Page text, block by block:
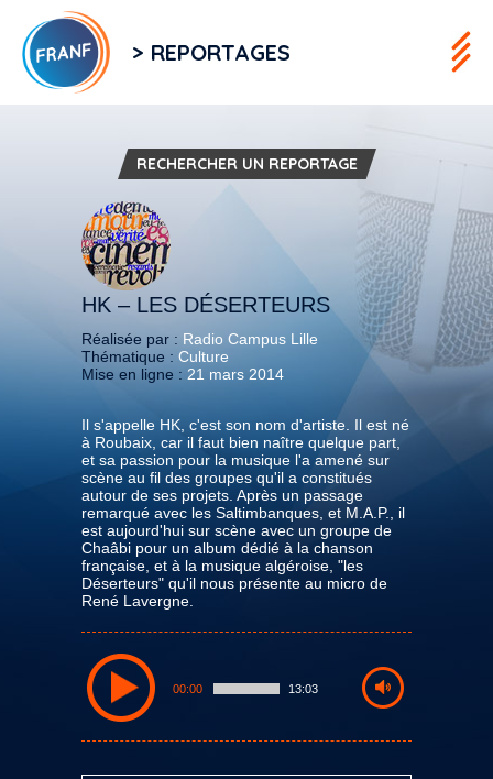
> REPORTAGES
RECHERCHER UN REPORTAGE
HK – LES DÉSERTEURS
Réalisée par : Radio Campus Lille
Thématique : Culture
Mise en ligne : 21 mars 2014
Il s'appelle HK, c'est son nom d'artiste. Il est né
à Roubaix, car il faut bien naître quelque part,
et sa passion pour la musique l'a amené sur
scène au fil des groupes qu'il a constitués
autour de ses projets. Après un passage
remarqué avec les Saltimbanques, et M.A.P., il
est aujourd'hui sur scène avec un groupe de
Chaâbi pour un album dédié à la chanson
française, et à la musique algéroise, "les
Déserteurs" qu'il nous présente au micro de
René Lavergne.
00:00 13:03